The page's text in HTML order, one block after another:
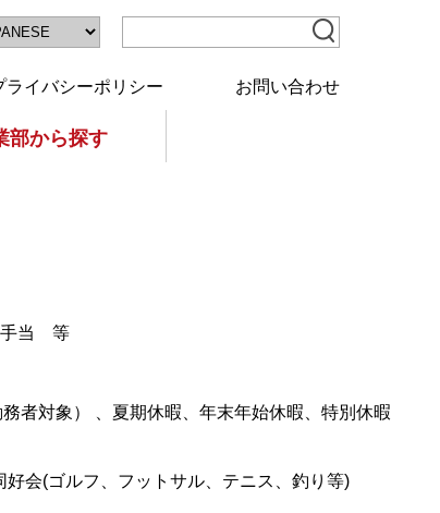
ライバシーポリシー お問い合わせ
部から探す
手当 等
者対象） 、夏期休暇、年末年始休暇、特別休暇
会(ゴルフ、フットサル、テニス、釣り等)